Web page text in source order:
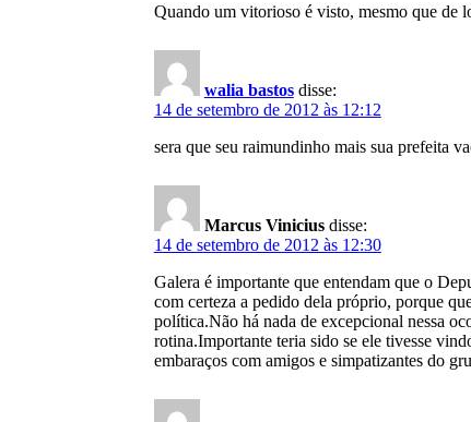
Quando um vitorioso é visto, mesmo que de
walia bastos disse:
14 de setembro de 2012 às 12:12
sera que seu raimundinho mais sua
Marcus Vinicius disse:
14 de setembro de 2012 às 12:30
Galera é importante que entendam que o
com certeza a pedido dela próprio, porque
política.Não há nada de excepcional nessa
rotina.Importante teria sido se ele tivesse
embaraços com amigos e simpatizantes do